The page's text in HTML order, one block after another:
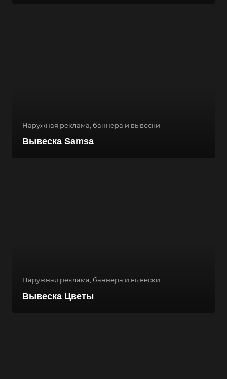
Наружная реклама, баннера и вывески
Вывеска Samsa
Наружная реклама, баннера и вывески
Вывеска Цветы